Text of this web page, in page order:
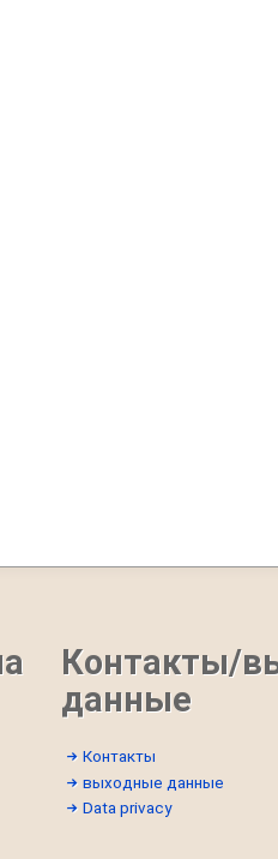
Контакты/
данные
Контакты
выходные данные
Data privacy